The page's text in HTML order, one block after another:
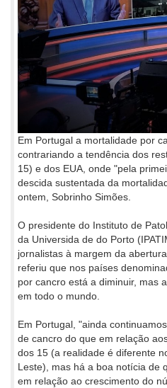
Em Portugal a mortalidade por
contrariando a tendência dos
15) e dos EUA, onde "pela
descida sustentada da
ontem, Sobrinho Simões.
O presidente do Instituto de
da Universida de do Porto
jornalistas à margem da
referiu que nos países
por cancro está a diminuir, mas
em todo o mundo.
Em Portugal, "ainda
de cancro do que em relação
dos 15 (a realidade é diferente
Leste), mas há a boa notícia de
em relação ao crescimento do